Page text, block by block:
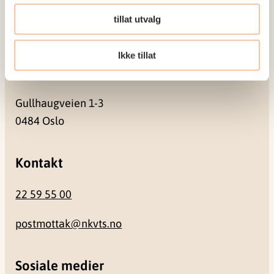
tillat utvalg
Ikke tillat
Besøksadresse
Gullhaugveien 1-3
0484 Oslo
Kontakt
22 59 55 00
postmottak@nkvts.no
Sosiale medier